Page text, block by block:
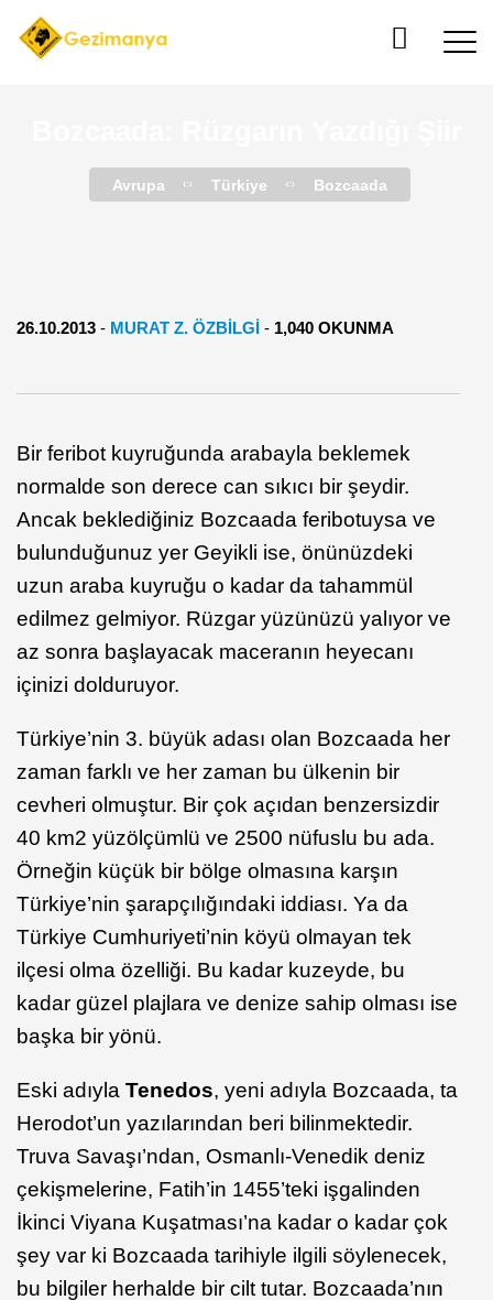
Avrupa Türkiye Bozcaada
26.10.2013 - MURAT Z. ÖZBİLGİ - 1,040 OKUNMA
Bir feribot kuyruğunda arabayla beklemek
normalde son derece can sıkıcı bir şeydir.
Ancak beklediğiniz Bozcaada feribotuysa ve
bulunduğunuz yer Geyikli ise, önünüzdeki
uzun araba kuyruğu o kadar da tahammül
edilmez gelmiyor. Rüzgar yüzünüzü yalıyor ve
az sonra başlayacak maceranın heyecanı
içinizi dolduruyor.
Türkiye’nin 3. büyük adası olan Bozcaada her
zaman farklı ve her zaman bu ülkenin bir
cevheri olmuştur. Bir çok açıdan benzersizdir
40 km2 yüzölçümlü ve 2500 nüfuslu bu ada.
Örneğin küçük bir bölge olmasına karşın
Türkiye’nin şarapçılığındaki iddiası. Ya da
Türkiye Cumhuriyeti’nin köyü olmayan tek
ilçesi olma özelliği. Bu kadar kuzeyde, bu
kadar güzel plajlara ve denize sahip olması ise
başka bir yönü.
Eski adıyla Tenedos, yeni adıyla Bozcaada, ta
Herodot’un yazılarından beri bilinmektedir.
Truva Savaşı’ndan, Osmanlı-Venedik deniz
çekişmelerine, Fatih’in 1455’teki işgalinden
İkinci Viyana Kuşatması’na kadar o kadar çok
şey var ki Bozcaada tarihiyle ilgili söylenecek,
bu bilgiler herhalde bir cilt tutar. Bozcaada’nın